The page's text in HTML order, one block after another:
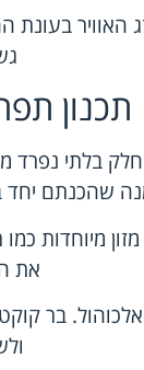
האוויר
תכנון
בלתי נפרד
שהכנתם
מיוחדות
את
בר